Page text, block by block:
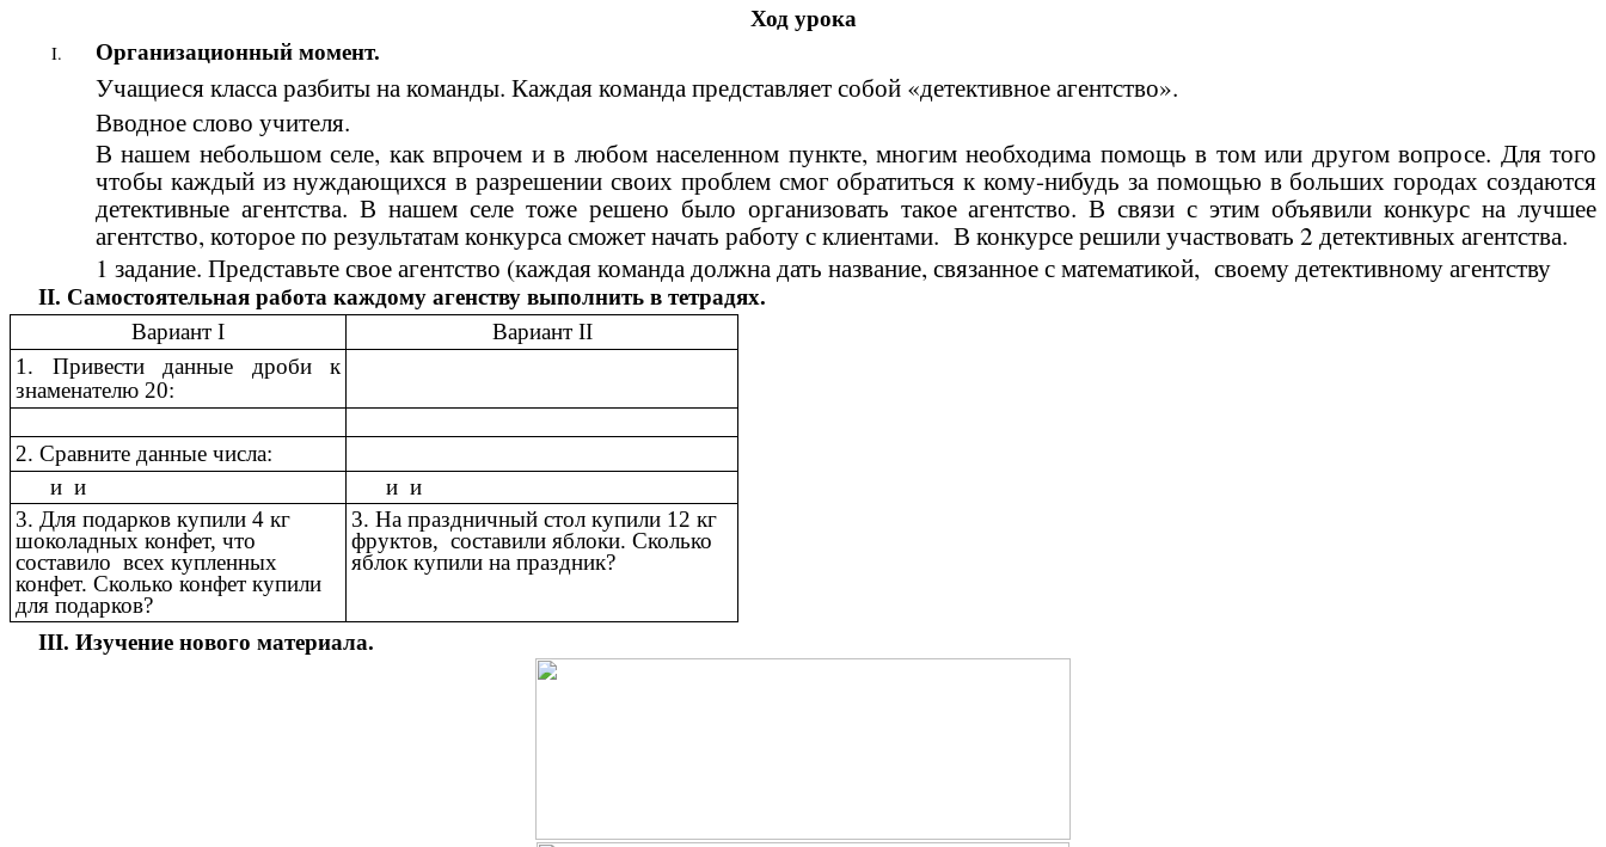
Ход урока
Организационный момент.
Учащиеся класса разбиты на команды. Каждая команда представляет собой «детективное агентство».
Вводное слово учителя.
В нашем небольшом селе, как впрочем и в любом населенном пункте, многим необходима помощь в том или другом вопросе. Для того
чтобы каждый из нуждающихся в разрешении своих проблем смог обратиться к кому-нибудь за помощью в больших городах создаются
детективные агентства. В нашем селе тоже решено было организовать такое агентство. В связи с этим объявили конкурс на лучшее
агентство, которое по результатам конкурса сможет начать работу с клиентами. В конкурсе решили участвовать 2 детективных агентства.
1 задание. Представьте свое агентство (каждая команда должна дать название, связанное с математикой, своему детективному агентству
II. Самостоятельная работа каждому агенству выполнить в тетрадях.
Вариант I
Вариант II
1. Привести данные дроби к
знаменателю 20:
2. Сравните данные числа:
и и
и и
3. Для подарков купили 4 кг
шоколадных конфет, что
составило всех купленных
конфет. Сколько конфет купили
для подарков?
3. На праздничный стол купили 12 кг
фруктов, составили яблоки. Сколько
яблок купили на праздник?
III. Изучение нового материала.